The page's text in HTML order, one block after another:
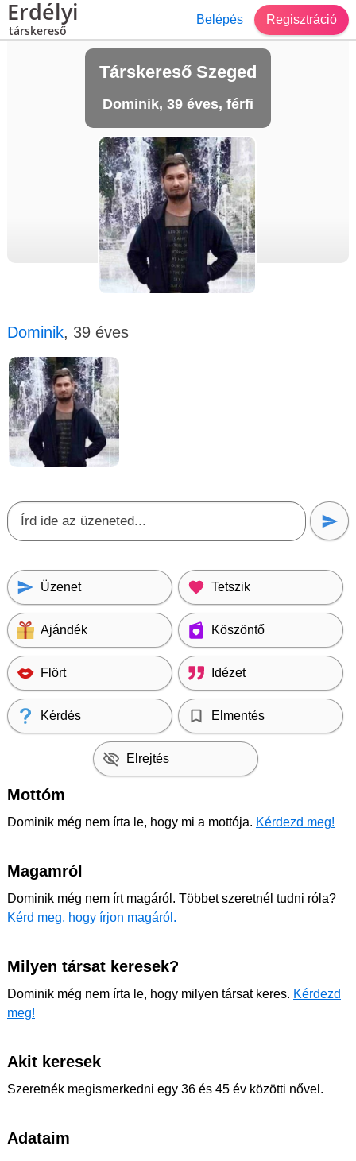
Erdélyi
társkereső
Belépés Regisztráció
Társkereső Szeged
Dominik, 39 éves, férfi
Dominik, 39 éves
Üzenet Tetszik
Ajándék Köszöntő
Flört Idézet
Kérdés Elmentés
Elrejtés
Mottóm
Dominik még nem írta le, hogy mi a mottója. Kérdezd meg!
Magamról
Dominik még nem írt magáról. Többet szeretnél tudni róla?
Kérd meg, hogy írjon magáról.
Milyen társat keresek?
Dominik még nem írta le, hogy milyen társat keres. Kérdezd
meg!
Akit keresek
Szeretnék megismerkedni egy 36 és 45 év közötti nővel.
Adataim